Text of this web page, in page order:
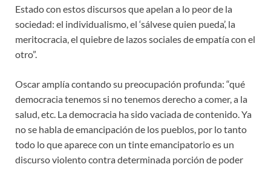
Estado con estos discursos que apelan a lo peor de la
sociedad: el individualismo, el ‘sálvese quien pueda’, la
meritocracia, el quiebre de lazos sociales de empatía con el
otro”.
Oscar amplía contando su preocupación profunda: “qué
democracia tenemos si no tenemos derecho a comer, a la
salud, etc. La democracia ha sido vaciada de contenido. Ya
no se habla de emancipación de los pueblos, por lo tanto
todo lo que aparece con un tinte emancipatorio es un
discurso violento contra determinada porción de poder